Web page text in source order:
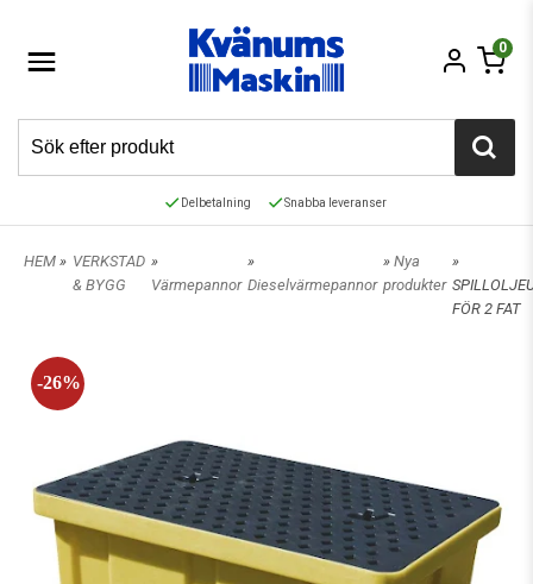
0
Delbetalning Snabba leveranser
HEM » VERKSTAD
& BYGG
»
Värmepannor
»
Dieselvärmepannor
» Nya
produkter
»
FÖR 2 FAT